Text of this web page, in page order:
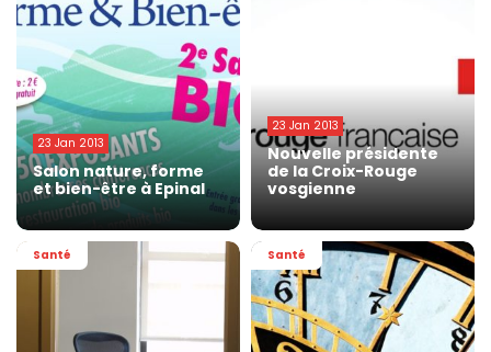
23 Jan 2013
Salon nature, forme
et bien-être à Epinal
23 Jan 2013
Nouvelle présidente
de la Croix-Rouge
vosgienne
Santé Santé